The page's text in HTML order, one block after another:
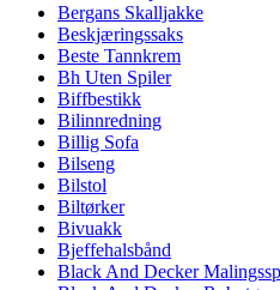
Bergans Skalljakke
Beskjæringssaks
Beste Tannkrem
Bh Uten Spiler
Biffbestikk
Bilinnredning
Billig Sofa
Bilseng
Bilstol
Biltørker
Bivuakk
Bjeffehalsbånd
Black And Decker